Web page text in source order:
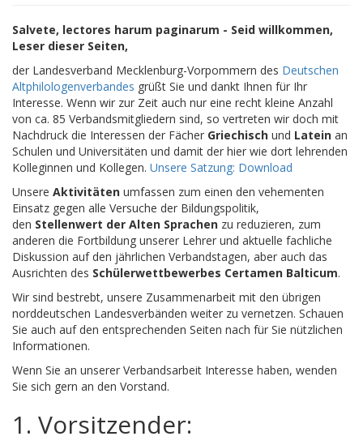
Salvete, lectores harum paginarum - Seid willkommen,
Leser dieser Seiten,
der Landesverband Mecklenburg-Vorpommern des Deutschen
Altphilologenverbandes grüßt Sie und dankt Ihnen für Ihr
Interesse. Wenn wir zur Zeit auch nur eine recht kleine Anzahl
von ca. 85 Verbandsmitgliedern sind, so vertreten wir doch mit
Nachdruck die Interessen der Fächer Griechisch und Latein an
Schulen und Universitäten und damit der hier wie dort lehrenden
Kolleginnen und Kollegen. Unsere Satzung: Download
Unsere Aktivitäten umfassen zum einen den vehementen
Einsatz gegen alle Versuche der Bildungspolitik,
den Stellenwert der Alten Sprachen zu reduzieren, zum
anderen die Fortbildung unserer Lehrer und aktuelle fachliche
Diskussion auf den jährlichen Verbandstagen, aber auch das
Ausrichten des Schülerwettbewerbes Certamen Balticum.
Wir sind bestrebt, unsere Zusammenarbeit mit den übrigen
norddeutschen Landesverbänden weiter zu vernetzen. Schauen
Sie auch auf den entsprechenden Seiten nach für Sie nützlichen
Informationen.
Wenn Sie an unserer Verbandsarbeit Interesse haben, wenden
Sie sich gern an den Vorstand.
1. Vorsitzender: